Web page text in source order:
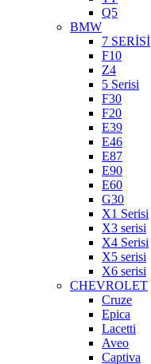
Q5
BMW
7 SERİSİ
F10
Z4
5 Serisi
F30
F20
E39
E46
E87
E90
E60
G30
X1 Serisi
X3 serisi
X4 Serisi
X5 serisi
X6 serisi
CHEVROLET
Cruze
Epica
Lacetti
Aveo
Captiva